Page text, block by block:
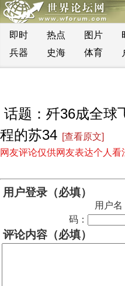
即时 热点 图片
兵器
史海 体育
话题：歼36成全球
程的苏34 [查看原文]
网友评论仅供网友表达个人
用户登录（必填）
用户名
码：
评论内容（必填）